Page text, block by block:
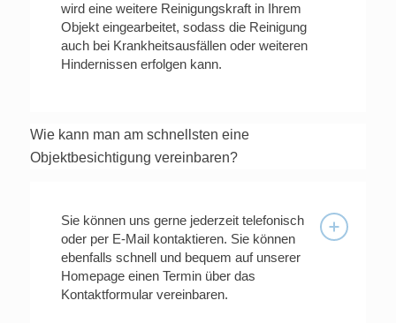
wird eine weitere Reinigungskraft in Ihrem
Objekt eingearbeitet, sodass die Reinigung
auch bei Krankheitsausfällen oder weiteren
Hindernissen erfolgen kann.
Wie kann man am schnellsten eine
Objektbesichtigung vereinbaren?
Sie können uns gerne jederzeit telefonisch
oder per E-Mail kontaktieren. Sie können
ebenfalls schnell und bequem auf unserer
Homepage einen Termin über das
Kontaktformular vereinbaren.